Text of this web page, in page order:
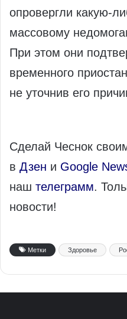
опровергли какую-
массовому
При этом они
временного
не уточнив его
Сделай Чеснок
в Дзен и Google
наш телеграмм.
новости!
Метки Здоровье